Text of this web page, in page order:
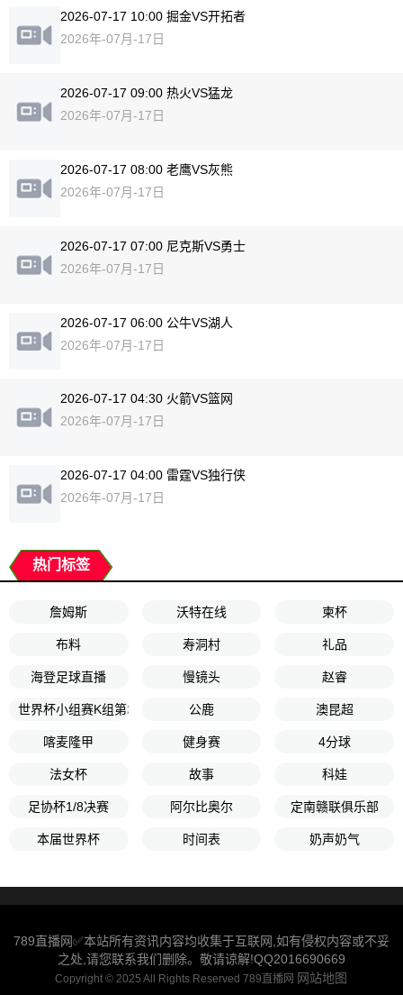
2026-07-17 10:00 掘金VS开拓者
2026年-07月-17日
2026-07-17 09:00 热火VS猛龙
2026年-07月-17日
2026-07-17 08:00 老鹰VS灰熊
2026年-07月-17日
2026-07-17 07:00 尼克斯VS勇士
2026年-07月-17日
2026-07-17 06:00 公牛VS湖人
2026年-07月-17日
2026-07-17 04:30 火箭VS篮网
2026年-07月-17日
2026-07-17 04:00 雷霆VS独行侠
2026年-07月-17日
热门标签
詹姆斯 沃特在线 柬杯
布料 寿洞村 礼品
海登足球直播 慢镜头 赵睿
世界杯小组赛K组第2轮 公鹿 澳昆超
喀麦隆甲 健身赛 4分球
法女杯 故事 科娃
足协杯1/8决赛 阿尔比奥尔 定南赣联俱乐部
本届世界杯 时间表 奶声奶气
789直播网✅本站所有资讯内容均收集于互联网,如有侵权内容或不妥
之处,请您联系我们删除。敬请谅解!QQ2016690669
Copyright © 2025 All Rights Reserved 789直播网 网站地图